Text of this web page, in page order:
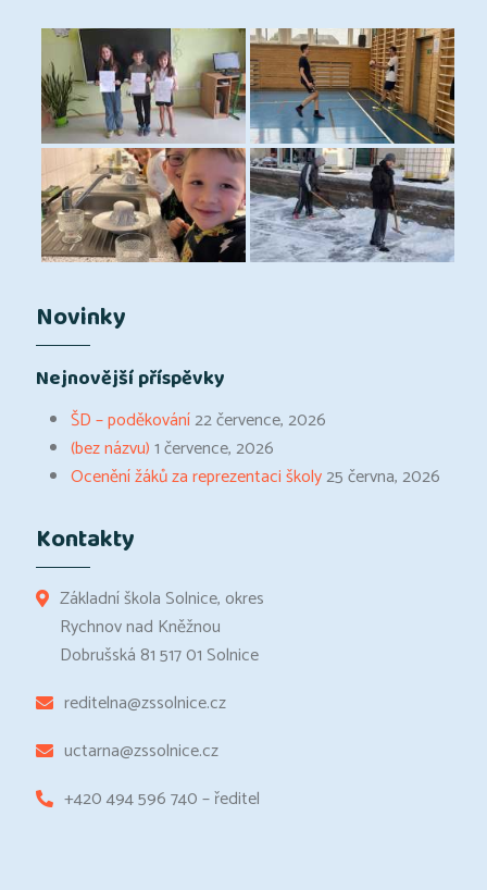
Novinky
Nejnovější příspěvky
ŠD – poděkování22 července, 2026
(bez názvu)1 července, 2026
Ocenění žáků za reprezentaci školy25 června, 2026
Kontakty
Základní škola Solnice, okres
Rychnov nad Kněžnou
Dobrušská 81 517 01 Solnice
reditelna@zssolnice.cz
uctarna@zssolnice.cz
+420 494 596 740 – ředitel